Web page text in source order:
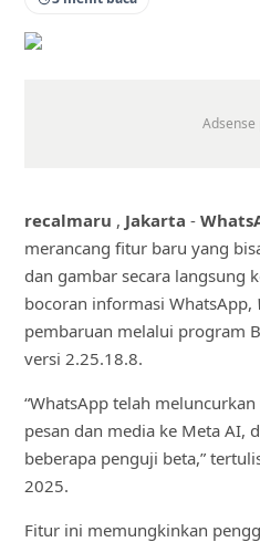
recalmaru , Jakarta-
merancang fitur baru yang
dan gambar secara langsung
bocoran informasi WhatsApp,
pembaruan melalui program
versi 2.25.18.8.
“WhatsApp telah
pesan dan media ke Meta AI,
beberapa penguji beta,”
2025.
Fitur ini memungkinkan